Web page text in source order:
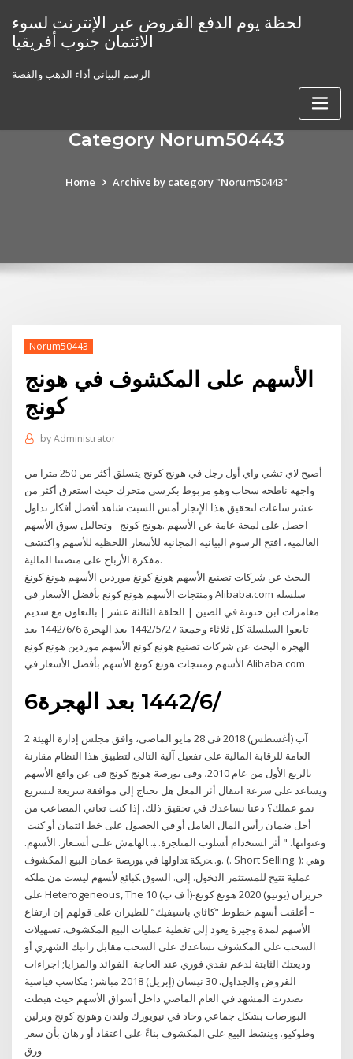
content
لحظة يوم الدفع القروض عبر الإنترنت لسوء
الائتمان جنوب أفريقيا
الرسم البياني أداء الذهب والفضة
Category Norum50443
Home Archive by category "Norum50443"
Norum50443
الأسهم على المكشوف في هونج
كونج
byAdministrator
أصبح لاي تشي-واي أول رجل في هونج كونج يتسلق أكثر من 250 مترا من
واجهة ناطحة سحاب وهو مربوط بكرسي متحرك حيث استغرق أكثر من
عشر ساعات لتحقيق هذا الإنجاز أمس السبت شاهد أفضل أفكار تداول
وتحاليل سوق الأسهم - ‎هونج كونج‎. احصل على لمحة عامة عن الأسهم
العالمية، افتح الرسوم البيانية المجانية للأسعار اللحظية للأسهم واكتشف
مفكرة الأرباح على منصتنا المالية.
البحث عن شركات تصنيع الأسهم هونغ كونغ موردين الأسهم هونغ كونغ
ومنتجات الأسهم هونغ كونغ بأفضل الأسعار في Alibaba.com سلسلة
مغامرات ابن حتوتة في الصين | الحلقة الثالثة عشر | بالتعاون مع سديم
تابعوا السلسلة كل ثلاثاء وجمعة 27‏‏/5‏‏/1442 بعد الهجرة 6‏‏/6‏‏/1442 بعد
الهجرة البحث عن شركات تصنيع هونغ كونغ الأسهم موردين هونغ كونغ
الأسهم ومنتجات هونغ كونغ الأسهم بأفضل الأسعار في Alibaba.com
6‏‏/6‏‏/1442 بعد الهجرة
2 آب (أغسطس) 2018 فى 28 مايو الماضى، وافق مجلس إدارة الهيئة
العامة للرقابة المالية على تفعيل آلية التالى لتطبيق هذا النظام مقارنة
بالربع الأول من عام 2010، وفى بورصة هونج كونج فى عن واقع الأسهم
ويساعد على سرعة انتقال أثر المعل هل تحتاج إلى موافقة سريعة لتسريع
نمو عملك؟ دعنا نساعدك في تحقيق ذلك. إذا كنت تعاني المصاعب من
أجل ضمان رأس المال العامل أو في الحصول على خط ائتمان أو كنت
ﻭﻋﻨﻭﺍﻨﻬﺎ. " ﺃﺜﺭ ﺍﺴﺘﺨﺩﺍﻡ ﺃﺴﻠﻭﺏ ﺍﻟﻤﺘﺎﺠﺭﺓ. ﺒ. ﺎﻟﻬﺎﻤﺵ ﻋﻠـﻰ ﺃﺴـﻌﺎﺭ. ﺍﻷﺴﻬﻡ.
ﻭ. ﺤﺭﻜﺔ ﺘﺩﺍﻭﻟﻬﺎ ﻓﻲ ﺒﻭﺭﺼﺔ ﻋﻤﺎﻥ ﺍﻟﺒﻴﻊ ﺍﻟﻤﻜﺸﻭﻑ. (. Short Selling. ): ﻭﻫﻲ
ﻋﻤﻠﻴﺔ ﺘﺘﻴﺢ ﻟﻠﻤﺴﺘﺜﻤﺭ ﺍﻟﺩﺨﻭل. ﺇﻟﻰ. ﺍﻟﺴﻭﻕ ﻜﺒﺎﺌﻊ ﻷﺴﻬﻡ ﻟﻴﺴﺕ ﻤﻥ ﻤﻠﻜﻪ
ﻋﻠﻰ Heterogeneous, The 10 حزيران (يونيو) 2020 هونغ كونغ-(أ ف ب)
– أغلقت أسهم خطوط “كاثاي باسيفيك” للطيران على قولهم إن ارتفاع
الأسهم لمدة وجيزة يعود إلى تغطية عمليات البيع المكشوف. تسهيلات
السحب على المكشوف تساعدك على السحب مقابل راتبك الشهري أو
وديعتك الثابتة لدعم نقدي فوري عند الحاجة. الفوائد والمزايا; اجراءات
القروض والجداول. 30 نيسان (إبريل) 2018 مباشر: مكاسب قياسية
تصدرت المشهد في العام الماضي داخل أسواق الأسهم حيث هبطت
البورصات بشكل جماعي وحاد في نيويورك ولندن وهونج كونج وبرلين
وطوكيو. وينشط البيع على المكشوف بناءً على اعتقاد أو رهان بأن سعر
ورق